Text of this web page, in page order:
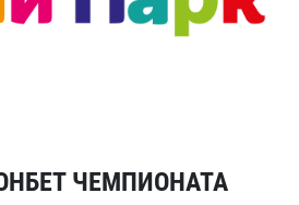
ЧЕМПИОНАТА